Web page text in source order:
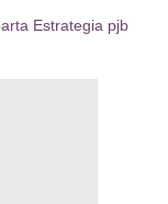
Estrategia pjb